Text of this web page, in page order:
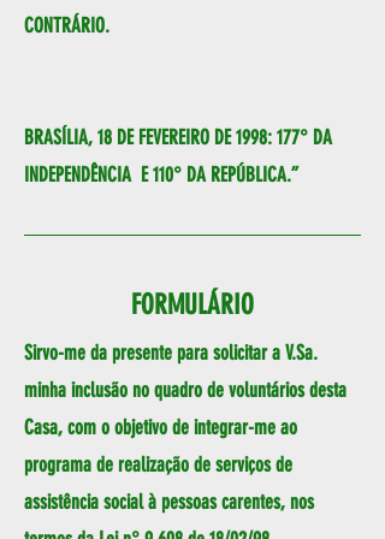
CONTRÁRIO.
BRASÍLIA, 18 DE FEVEREIRO DE 1998: 177° DA
INDEPENDÊNCIA E 110° DA REPÚBLICA.”
FORMULÁRIO
Sirvo-me da presente para solicitar a V.Sa.
minha inclusão no quadro de voluntários desta
Casa, com o objetivo de integrar-me ao
programa de realização de serviços de
assistência social à pessoas carentes, nos